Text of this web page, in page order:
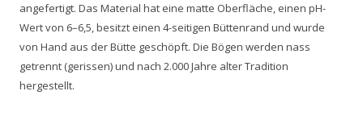
angefertigt. Das Material hat eine matte Oberfläche, einen pH-
Wert von 6–6,5, besitzt einen 4-seitigen Büttenrand und wurde
von Hand aus der Bütte geschöpft. Die Bögen werden nass
getrennt (gerissen) und nach 2.000 Jahre alter Tradition
hergestellt.